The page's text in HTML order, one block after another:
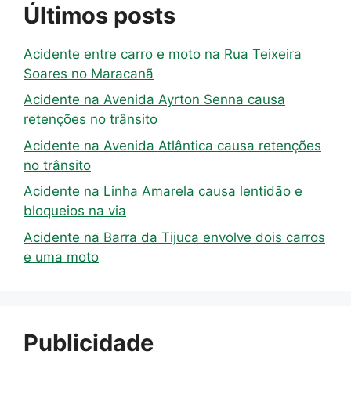
Últimos posts
Acidente entre carro e moto na Rua Teixeira
Soares no Maracanã
Acidente na Avenida Ayrton Senna causa
retenções no trânsito
Acidente na Avenida Atlântica causa retenções
no trânsito
Acidente na Linha Amarela causa lentidão e
bloqueios na via
Acidente na Barra da Tijuca envolve dois carros
e uma moto
Publicidade